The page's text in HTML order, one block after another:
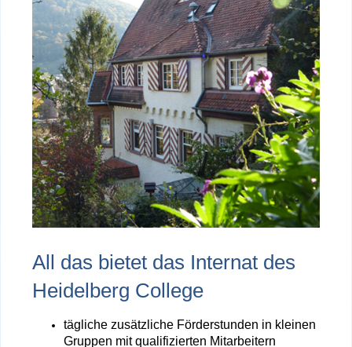
All das bietet das Internat des
Heidelberg College
tägliche zusätzliche Förderstunden in kleinen
Gruppen mit qualifizierten Mitarbeitern